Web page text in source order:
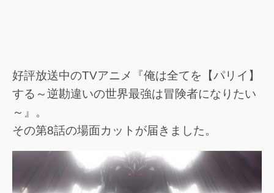
好評放送中のTVアニメ『俺は全てを【パリイ】
する～逆勘違いの世界最強は冒険者になりたい
～』。
その第8話の場面カットが届きました。